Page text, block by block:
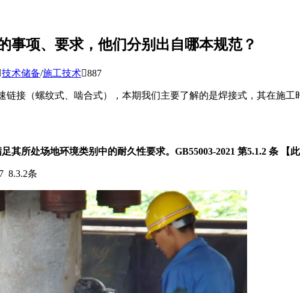
事项、要求，他们分别出自哪本规范？
技术储备/施工技术887
接（螺纹式、啮合式），本期我们主要了解的是焊接式，其在施工
所处场地环境类别中的耐久性要求。GB55003-2021 第5.1.2 条 【
8.3.2条